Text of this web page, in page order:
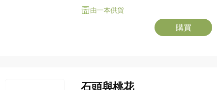
由一本供貨
購買
石頭與桃花